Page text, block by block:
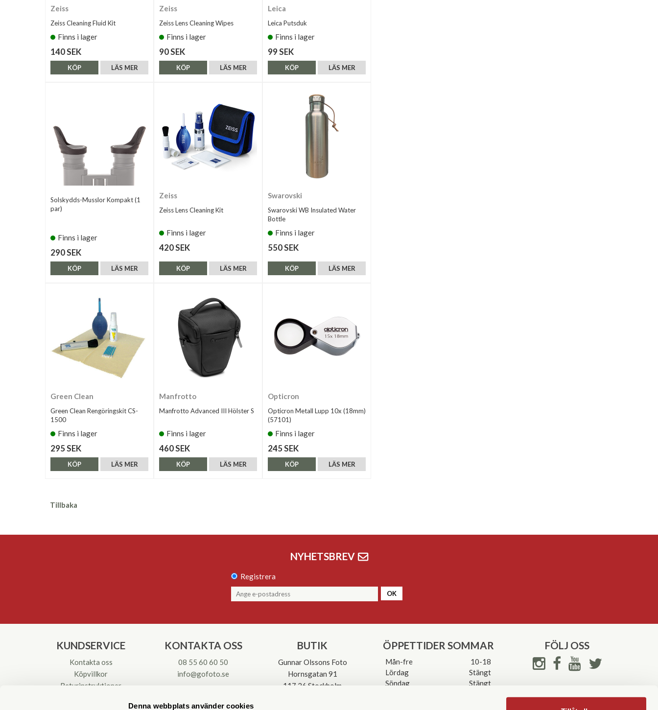
Denna webbplats använder cookies
Zeiss
Zeiss Cleaning Fluid Kit
Finns i lager
140 SEK
LÄS MER
KÖP
Zeiss
Zeiss Lens Cleaning Wipes
Finns i lager
90 SEK
LÄS MER
KÖP
Leica
Leica Putsduk
Finns i lager
99 SEK
LÄS MER
KÖP
Solskydds-Musslor Kompakt (1
par)
Finns i lager
290 SEK
LÄS MER
KÖP
Zeiss
Zeiss Lens Cleaning Kit
Finns i lager
420 SEK
LÄS MER
KÖP
Swarovski
Swarovski WB Insulated Water
Bottle
Finns i lager
550 SEK
LÄS MER
KÖP
Green Clean
Green Clean Rengöringskit CS-
1500
Finns i lager
295 SEK
LÄS MER
KÖP
Manfrotto
Manfrotto Advanced III Hölster S
Finns i lager
460 SEK
LÄS MER
KÖP
Opticron
Opticron Metall Lupp 10x (18mm)
(57101)
Finns i lager
245 SEK
LÄS MER
KÖP
Tillbaka
NYHETSBREV
Registrera
OK
KUNDSERVICE
Kontakta oss
Köpvillkor
Returinstruktioner
KONTAKTA OSS
08 55 60 60 50
info@gofoto.se
BUTIK
Gunnar Olssons Foto
Hornsgatan 91
117 26 Stockholm
ÖPPETTIDER SOMMAR
Mån-fre
10-18
Lördag
Stängt
Söndag
Stängt
FÖLJ OSS